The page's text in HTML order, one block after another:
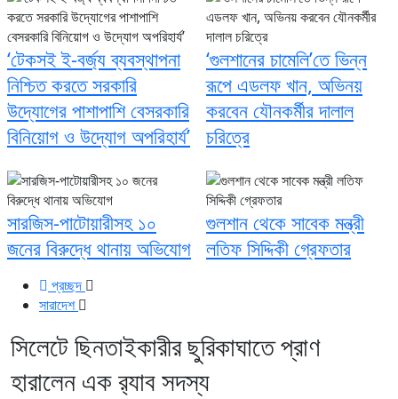
প্রচ্ছদ
সারাদেশ
সিলেটে ছিনতাইকারীর ছুরিকাঘাতে প্রাণ
হারালেন এক র‌্যাব সদস্য
‘টেকসই ই-বর্জ্য ব্যবস্থাপনা
নিশ্চিত করতে সরকারি
উদ্যোগের পাশাপাশি বেসরকারি
বিনিয়োগ ও উদ্যোগ অপরিহার্য’
‘গুলশানের চামেলি’তে ভিন্ন
রূপে এডলফ খান, অভিনয়
করবেন যৌনকর্মীর দালাল
চরিত্রে
সারজিস-পাটোয়ারীসহ ১০
জনের বিরুদ্ধে থানায় অভিযোগ
গুলশান থেকে সাবেক মন্ত্রী
লতিফ সিদ্দিকী গ্রেফতার